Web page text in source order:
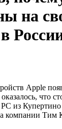
на
Apple
что
из
компании Тим